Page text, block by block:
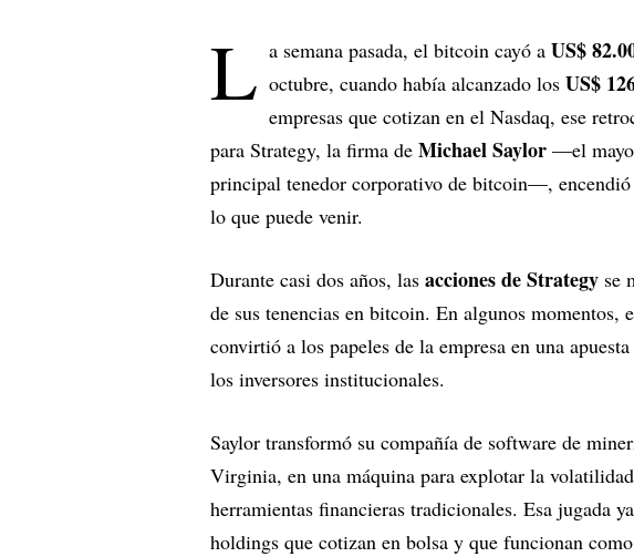
L a semana pasada, el bitcoin cayó a US$
octubre, cuando había alcanzado los US$
empresas que cotizan en el Nasdaq, ese
para Strategy, la firma de Michael Saylor —el
principal tenedor corporativo de bitcoin—, encendió
lo que puede venir.
Durante casi dos años, las acciones de Strategy se
de sus tenencias en bitcoin. En algunos momentos,
convirtió a los papeles de la empresa en una
los inversores institucionales.
Saylor transformó su compañía de software de
Virginia, en una máquina para explotar la
herramientas financieras tradicionales. Esa jugada
holdings que cotizan en bolsa y que funcionan